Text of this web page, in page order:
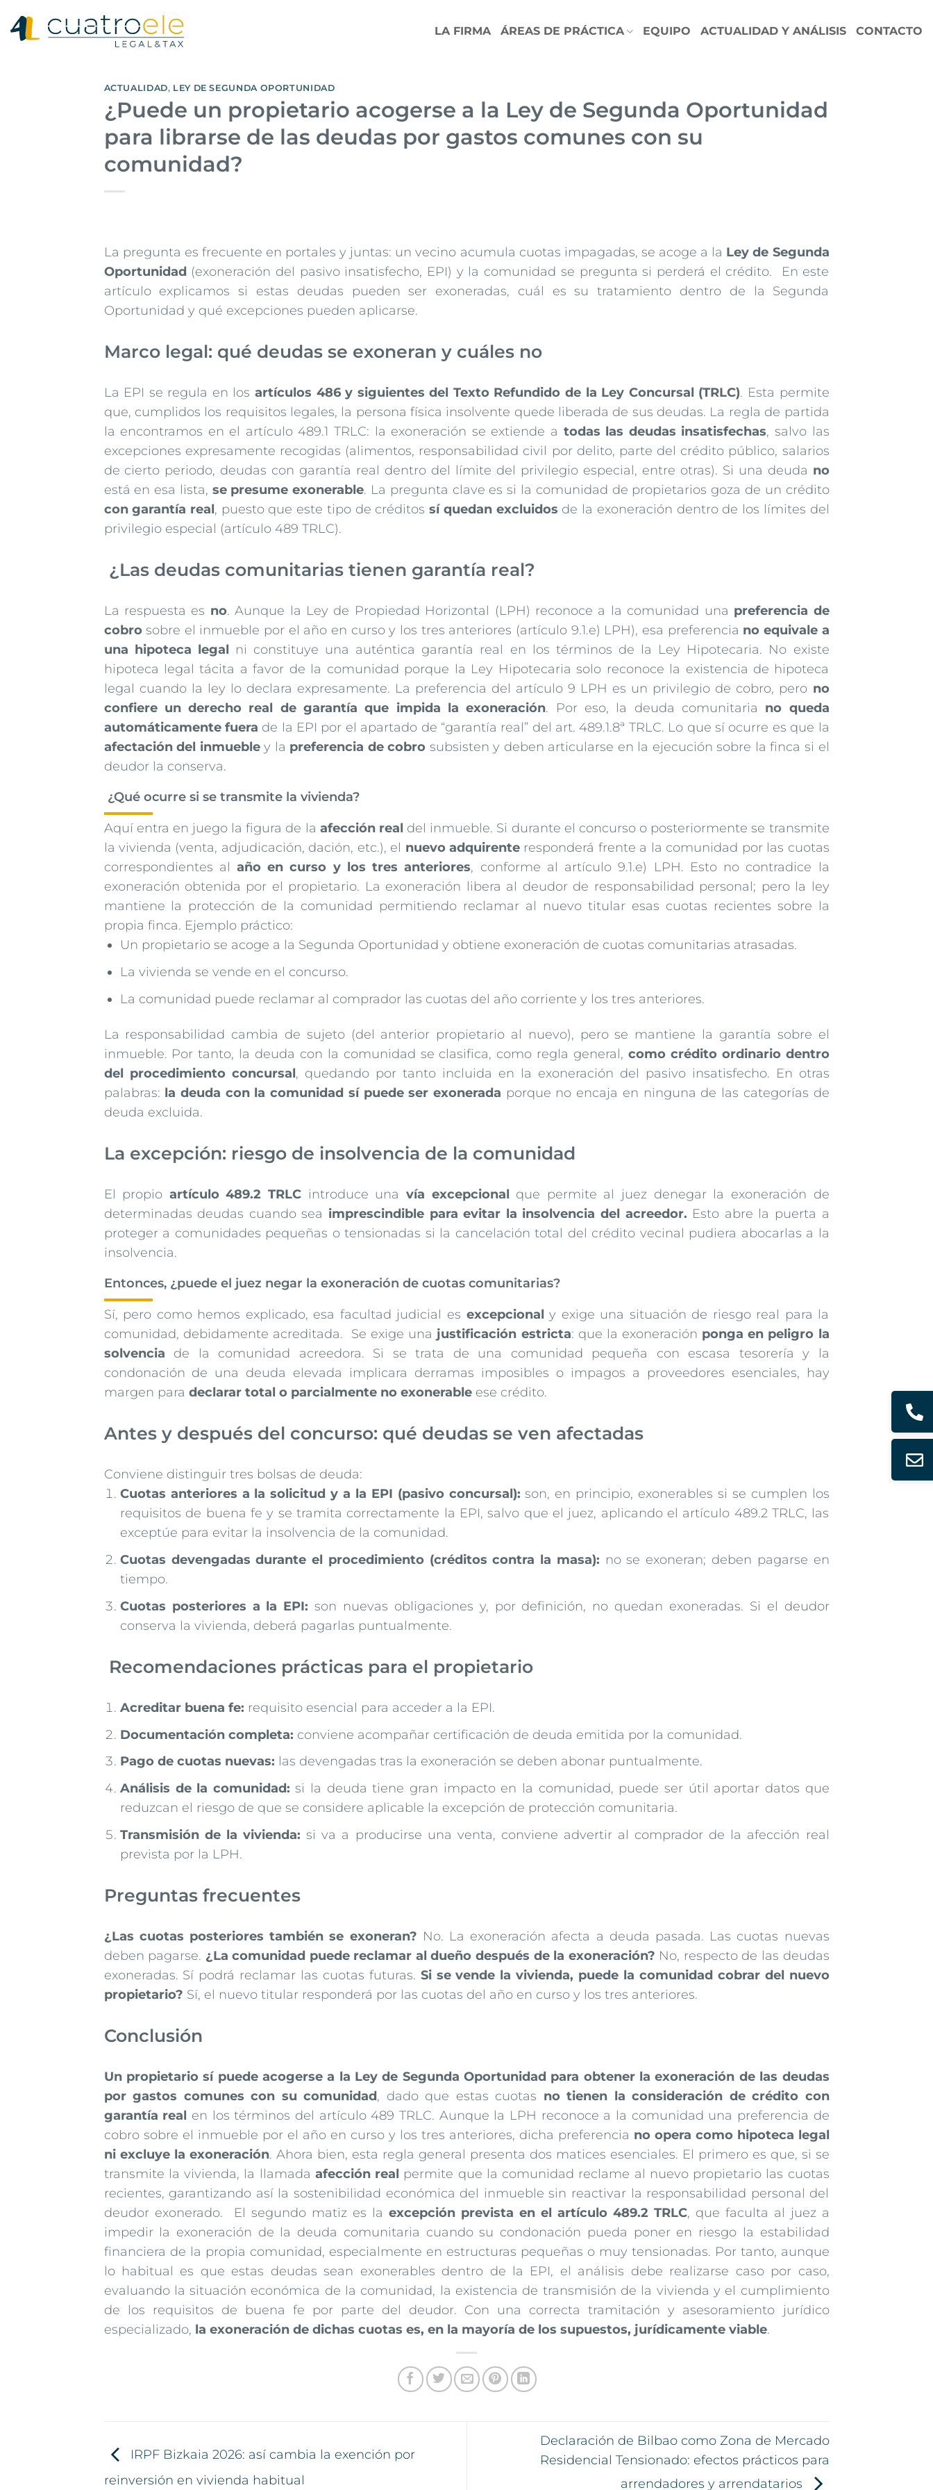
al
LA FIRMA ÁREAS DE PRÁCTICA EQUIPO ACTUALIDAD Y ANÁLISIS CONTACTO
ACTUALIDAD, LEY DE SEGUNDA OPORTUNIDAD
¿Puede un propietario acogerse a la Ley de Segunda Oportunidad
para librarse de las deudas por gastos comunes con su
comunidad?
La pregunta es frecuente en portales y juntas: un vecino acumula cuotas impagadas, se acoge a la Ley de Segunda
Oportunidad (exoneración del pasivo insatisfecho, EPI) y la comunidad se pregunta si perderá el crédito. En este
artículo explicamos si estas deudas pueden ser exoneradas, cuál es su tratamiento dentro de la Segunda
Oportunidad y qué excepciones pueden aplicarse.
Marco legal: qué deudas se exoneran y cuáles no
La EPI se regula en los artículos 486 y siguientes del Texto Refundido de la Ley Concursal (TRLC). Esta permite
que, cumplidos los requisitos legales, la persona física insolvente quede liberada de sus deudas. La regla de partida
la encontramos en el artículo 489.1 TRLC: la exoneración se extiende a todas las deudas insatisfechas, salvo las
excepciones expresamente recogidas (alimentos, responsabilidad civil por delito, parte del crédito público, salarios
de cierto periodo, deudas con garantía real dentro del límite del privilegio especial, entre otras). Si una deuda no
está en esa lista, se presume exonerable. La pregunta clave es si la comunidad de propietarios goza de un crédito
con garantía real, puesto que este tipo de créditossí quedan excluidos de la exoneración dentro de los límites del
privilegio especial (artículo 489 TRLC).
¿Las deudas comunitarias tienen garantía real?
La respuesta es no. Aunque la Ley de Propiedad Horizontal (LPH) reconoce a la comunidad una preferencia de
cobrosobre el inmueble por el año en curso y los tres anteriores (artículo 9.1.e) LPH), esa preferencia no equivale a
una hipoteca legal ni constituye una auténtica garantía real en los términos de la Ley Hipotecaria. No existe
hipoteca legal tácita a favor de la comunidad porque la Ley Hipotecaria solo reconoce la existencia de hipoteca
legal cuando la ley lo declara expresamente. La preferencia del artículo 9 LPH es un privilegio de cobro, pero no
confiere un derecho real de garantía que impida la exoneración. Por eso, la deuda comunitaria no queda
automáticamente fuera de la EPI por el apartado de “garantía real” del art. 489.1.8ª TRLC. Lo que sí ocurre es que la
afectación del inmuebley la preferencia de cobro subsisten y deben articularse en la ejecución sobre la finca si el
deudor la conserva.
¿Qué ocurre si se transmite la vivienda?
Aquí entra en juego la figura de la afección real del inmueble. Si durante el concurso o posteriormente se transmite
la vivienda (venta, adjudicación, dación, etc.), el nuevo adquirente responderá frente a la comunidad por las cuotas
correspondientes al año en curso y los tres anteriores, conforme al artículo 9.1.e) LPH. Esto no contradice la
exoneración obtenida por el propietario. La exoneración libera al deudor de responsabilidad personal; pero la ley
mantiene la protección de la comunidad permitiendo reclamar al nuevo titular esas cuotas recientes sobre la
propia finca. Ejemplo práctico:
Un propietario se acoge a la Segunda Oportunidad y obtiene exoneración de cuotas comunitarias atrasadas.
La vivienda se vende en el concurso.
La comunidad puede reclamar al comprador las cuotas del año corriente y los tres anteriores.
La responsabilidad cambia de sujeto (del anterior propietario al nuevo), pero se mantiene la garantía sobre el
inmueble. Por tanto, la deuda con la comunidad se clasifica, como regla general, como crédito ordinario dentro
del procedimiento concursal, quedando por tanto incluida en la exoneración del pasivo insatisfecho. En otras
palabras: la deuda con la comunidad sí puede ser exonerada porque no encaja en ninguna de las categorías de
deuda excluida.
La excepción: riesgo de insolvencia de la comunidad
El propio artículo 489.2 TRLC introduce una vía excepcional que permite al juez denegar la exoneración de
determinadas deudas cuando sea imprescindible para evitar la insolvencia del acreedor. Esto abre la puerta a
proteger a comunidades pequeñas o tensionadas si la cancelación total del crédito vecinal pudiera abocarlas a la
insolvencia.
Entonces, ¿puede el juez negar la exoneración de cuotas comunitarias?
Sí, pero como hemos explicado, esa facultad judicial es excepcional y exige una situación de riesgo real para la
comunidad, debidamente acreditada. Se exige una justificación estricta: que la exoneración ponga en peligro la
solvencia de la comunidad acreedora. Si se trata de una comunidad pequeña con escasa tesorería y la
condonación de una deuda elevada implicara derramas imposibles o impagos a proveedores esenciales, hay
margen para declarar total o parcialmente no exonerableese crédito.
Antes y después del concurso: qué deudas se ven afectadas
Conviene distinguir tres bolsas de deuda:
Cuotas anteriores a la solicitud y a la EPI (pasivo concursal): son, en principio, exonerables si se cumplen los
requisitos de buena fe y se tramita correctamente la EPI, salvo que el juez, aplicando el artículo 489.2 TRLC, las
exceptúe para evitar la insolvencia de la comunidad.
Cuotas devengadas durante el procedimiento (créditos contra la masa): no se exoneran; deben pagarse en
tiempo.
Cuotas posteriores a la EPI: son nuevas obligaciones y, por definición, no quedan exoneradas. Si el deudor
conserva la vivienda, deberá pagarlas puntualmente.
Recomendaciones prácticas para el propietario
Acreditar buena fe: requisito esencial para acceder a la EPI.
Documentación completa: conviene acompañar certificación de deuda emitida por la comunidad.
Pago de cuotas nuevas: las devengadas tras la exoneración se deben abonar puntualmente.
Análisis de la comunidad: si la deuda tiene gran impacto en la comunidad, puede ser útil aportar datos que
reduzcan el riesgo de que se considere aplicable la excepción de protección comunitaria.
Transmisión de la vivienda: si va a producirse una venta, conviene advertir al comprador de la afección real
prevista por la LPH.
Preguntas frecuentes
¿Las cuotas posteriores también se exoneran? No. La exoneración afecta a deuda pasada. Las cuotas nuevas
deben pagarse. ¿La comunidad puede reclamar al dueño después de la exoneración? No, respecto de las deudas
exoneradas. Sí podrá reclamar las cuotas futuras. Si se vende la vivienda, puede la comunidad cobrar del nuevo
propietario? Sí, el nuevo titular responderá por las cuotas del año en curso y los tres anteriores.
Conclusión
Un propietario sí puede acogerse a la Ley de Segunda Oportunidad para obtener la exoneración de las deudas
por gastos comunes con su comunidad, dado que estas cuotas no tienen la consideración de crédito con
garantía real en los términos del artículo 489 TRLC. Aunque la LPH reconoce a la comunidad una preferencia de
cobro sobre el inmueble por el año en curso y los tres anteriores, dicha preferencia no opera como hipoteca legal
ni excluye la exoneración. Ahora bien, esta regla general presenta dos matices esenciales. El primero es que, si se
transmite la vivienda, la llamada afección real permite que la comunidad reclame al nuevo propietario las cuotas
recientes, garantizando así la sostenibilidad económica del inmueble sin reactivar la responsabilidad personal del
deudor exonerado. El segundo matiz es la excepción prevista en el artículo 489.2 TRLC, que faculta al juez a
impedir la exoneración de la deuda comunitaria cuando su condonación pueda poner en riesgo la estabilidad
financiera de la propia comunidad, especialmente en estructuras pequeñas o muy tensionadas. Por tanto, aunque
lo habitual es que estas deudas sean exonerables dentro de la EPI, el análisis debe realizarse caso por caso,
evaluando la situación económica de la comunidad, la existencia de transmisión de la vivienda y el cumplimiento
de los requisitos de buena fe por parte del deudor. Con una correcta tramitación y asesoramiento jurídico
especializado, la exoneración de dichas cuotas es, en la mayoría de los supuestos, jurídicamente viable.
IRPF Bizkaia 2026: así cambia la exención por
reinversión en vivienda habitual
Declaración de Bilbao como Zona de Mercado
Residencial Tensionado: efectos prácticos para
arrendadores y arrendatarios